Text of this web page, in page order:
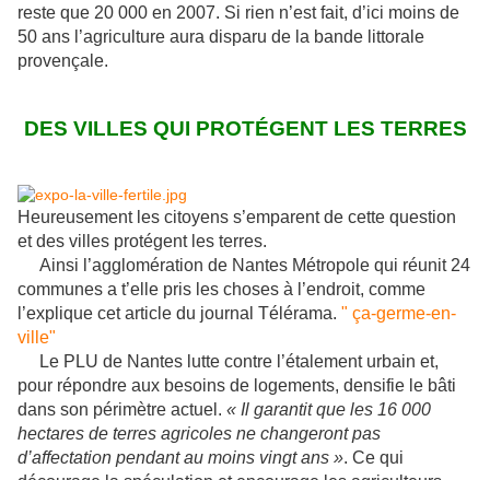
reste que 20 000 en 2007. Si rien n’est fait, d’ici moins de
50 ans l’agriculture aura disparu de la bande littorale
provençale.
DES VILLES QUI PROTÉGENT LES TERRES
Heureusement les citoyens s’emparent de cette question
et des villes protégent les terres.
Ainsi l’agglomération de Nantes Métropole qui réunit 24
communes a t’elle pris les choses à l’endroit, comme
l’explique cet article du journal Télérama. " ça-germe-en-
ville"
Le PLU de Nantes lutte contre l’étalement urbain et,
pour répondre aux besoins de logements, densifie le bâti
dans son périmètre actuel. « Il garantit que les 16 000
hectares de terres agricoles ne changeront pas
d’affectation pendant au moins vingt ans ». Ce qui